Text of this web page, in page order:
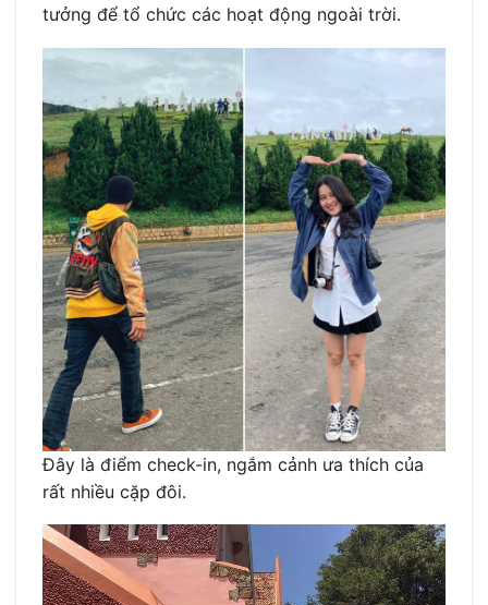
tưởng để tổ chức các hoạt động ngoài trời.
Đây là điểm check-in, ngắm cảnh ưa thích của
rất nhiều cặp đôi.